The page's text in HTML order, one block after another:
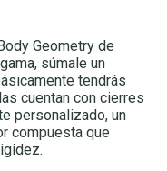
Geometry de
súmale un
tendrás
cuentan con cierres
personalizado, un
compuesta que